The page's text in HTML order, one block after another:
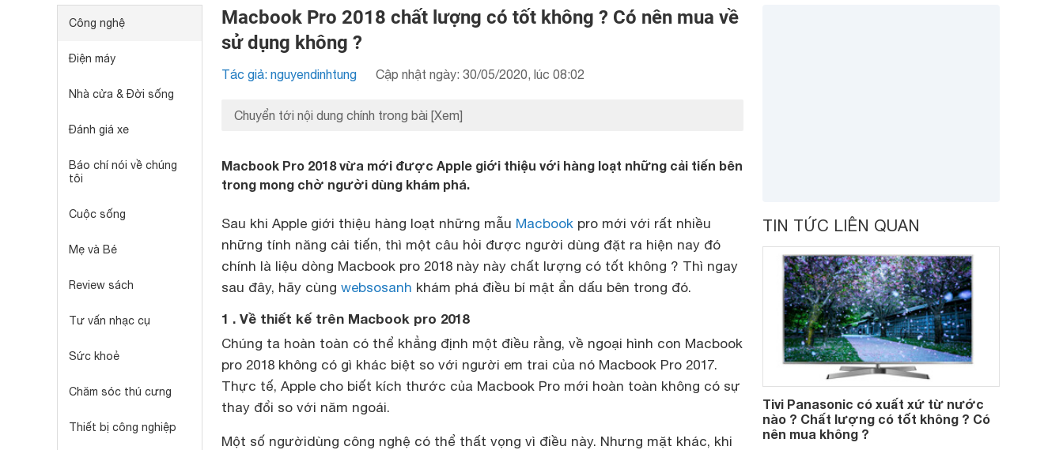
Công nghệ
Điện máy
Nhà cửa & Đời sống
Đánh giá xe
Báo chí nói về chúng
tôi
Cuộc sống
Mẹ và Bé
Review sách
Tư vấn nhạc cụ
Sức khoẻ
Chăm sóc thú cưng
Thiết bị công nghiệp
Macbook Pro 2018 chất lượng có tốt không ? Có nên mua về
sử dụng không ?
Tác giả: nguyendinhtung Cập nhật ngày: 30/05/2020, lúc 08:02
Chuyển tới nội dung chính trong bài [Xem]
Macbook Pro 2018 vừa mới được Apple giới thiệu với hàng loạt những cải tiến bên
trong mong chờ người dùng khám phá.
Sau khi Apple giới thiệu hàng loạt những mẫu Macbook pro mới với rất nhiều
những tính năng cải tiến, thì một câu hỏi được người dùng đặt ra hiện nay đó
chính là liệu dòng Macbook pro 2018 này này chất lượng có tốt không ? Thì ngay
sau đây, hãy cùng websosanh khám phá điều bí mật ẩn dấu bên trong đó.
1 . Về thiết kế trên Macbook pro 2018
Chúng ta hoàn toàn có thể khẳng định một điều rằng, về ngoại hình con Macbook
pro 2018 không có gì khác biệt so với người em trai của nó Macbook Pro 2017.
Thực tế, Apple cho biết kích thước của Macbook Pro mới hoàn toàn không có sự
thay đổi so với năm ngoái.
Một số ngườidùng công nghệ có thể thất vọng vì điều này. Nhưng mặt khác, khi
TIN TỨC LIÊN QUAN
Tivi Panasonic có xuất xứ từ nước
nào ? Chất lượng có tốt không ? Có
nên mua không ?